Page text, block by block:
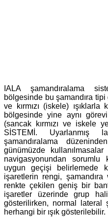
IALA şamandıralama
bölgesinde bu şamandıra
ve kırmızı (iskele)
bölgesinde yine aynı
(sancak kırmızı ve iskele
SİSTEMİ. Uyarlanmış
şamandıralama
günümüzde
navigasyonundan
uygun geçişi belirlemede
işaretlerin rengi,
renkte çekilen geniş bir
işaretler üzerinde grup
gösterilirken, normal lateral
herhangi bir ışık gösterilebilir.